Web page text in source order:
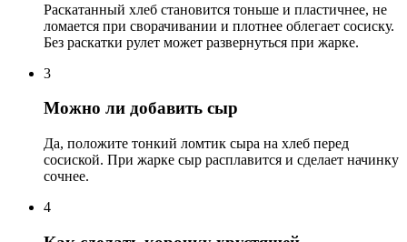
Раскатанный хлеб становится тоньше и пластичнее, не
ломается при сворачивании и плотнее облегает сосиску.
Без раскатки рулет может развернуться при жарке.
3
Можно ли добавить сыр
Да, положите тонкий ломтик сыра на хлеб перед
сосиской. При жарке сыр расплавится и сделает начинку
сочнее.
4